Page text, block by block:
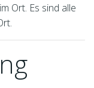
Ort. Es sind alle